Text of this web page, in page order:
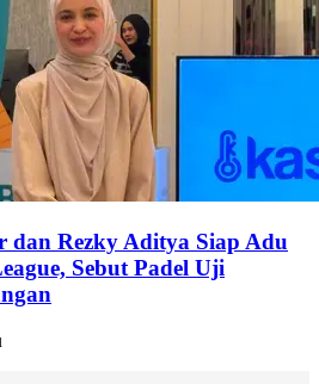
dan Rezky Aditya Siap Adu
Sebut Padel Uji